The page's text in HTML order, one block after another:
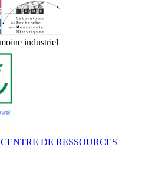
CENTRE DE RESSOURCES